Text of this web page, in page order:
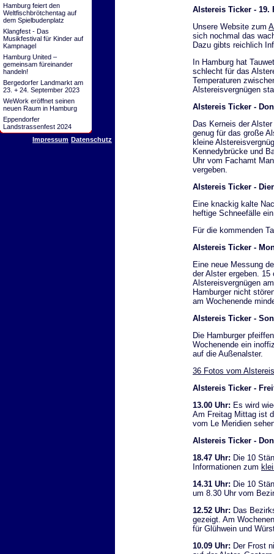
Hamburg feiert den
Weltfischbrötchentag auf
dem Spielbudenplatz
Klangfest - Das
Musikfestival für Kinder auf
Kampnagel
Hamburg United –
gemeinsam füreinander
handeln!
Bergedorfer Landmarkt am
23. + 24. September 2023
WeWork eröffnet seinen
neuen Raum in Hamburg
Eppendorfer
Landstrassenfest 2024
Impressum Datenschutz
Alstereis Ticker - 19.
Unsere Website zum
sich nochmal das
Dazu gibts reichlich
In Hamburg hat
schlecht für das
Temperaturen
Alstereisvergnügen
Alstereis Ticker -
Das Kerneis der
genug für das große
kleine
Kennedybrücke und
Uhr vom Fachamt
vergeben.
Alstereis Ticker -
Eine knackig kalte
heftige Schneefälle
Für die kommenden
Alstereis Ticker -
Eine neue Messung
der Alster ergeben.
Alstereisvergnügen
Hamburger nicht
am Wochenende
Alstereis Ticker -
Die Hamburger
Wochenende ein
auf die Außenalster.
36 Fotos vom
Alstereis Ticker -
13.00 Uhr: Es wird
Am Freitag Mittag ist
vom Le Meridien
Alstereis Ticker -
18.47 Uhr: Die 10
Informationen zum
14.31 Uhr: Die 10
um 8.30 Uhr vom
12.52 Uhr: Das
gezeigt. Am
für Glühwein und
10.09 Uhr: Der Frost